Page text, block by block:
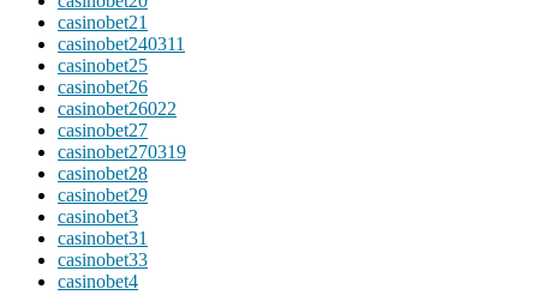
casinobet21
casinobet240311
casinobet25
casinobet26
casinobet26022
casinobet27
casinobet270319
casinobet28
casinobet29
casinobet3
casinobet31
casinobet33
casinobet4